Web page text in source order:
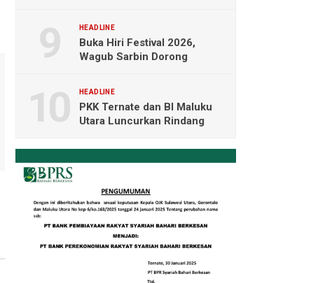
HEADLINE
Buka Hiri Festival 2026,
Wagub Sarbin Dorong
HEADLINE
PKK Ternate dan BI Maluku
Utara Luncurkan Rindang
Pangan